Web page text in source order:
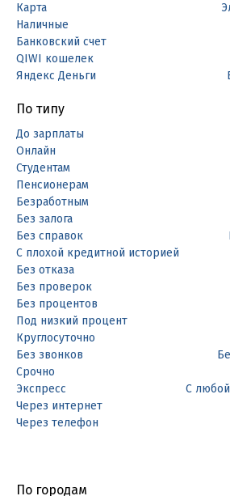
Карта
Наличные
Банковский счет
QIWI кошелек
Яндекс Деньги
По типу
До зарплаты
Онлайн
Студентам
Пенсионерам
Безработным
Без залога
Без справок
С плохой кредитной историей
Без отказа
Без проверок
Без процентов
Под низкий процент
Круглосуточно
Без звонков
Срочно
Экспресс
Через интернет
Через телефон
С
По городам